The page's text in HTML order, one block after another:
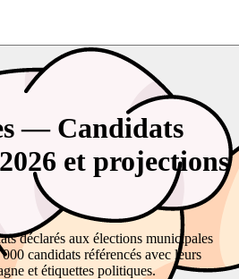
— Candidats
et projections
déclarés aux élections municipales
candidats référencés avec leurs
et étiquettes politiques.